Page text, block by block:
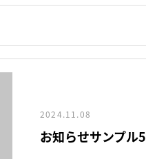
2024.11.08
お知らせサンプル5